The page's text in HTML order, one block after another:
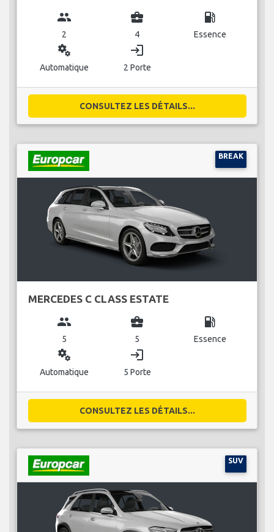
group
2
business_center
4
local_gas_station
Essence
miscellaneous_services
Automatique
login
2 Porte
CONSULTEZ LES DÉTAILS...
BREAK
MERCEDES C CLASS ESTATE
group
5
business_center
5
local_gas_station
Essence
miscellaneous_services
Automatique
login
5 Porte
CONSULTEZ LES DÉTAILS...
SUV